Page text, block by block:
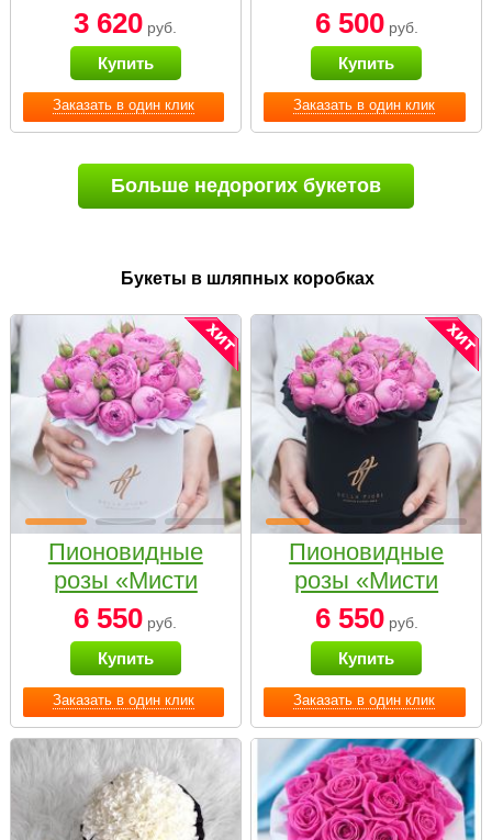
Заказать в один клик
3 620 руб.
Купить
Заказать в один клик
6 500руб.
Купить
Больше недорогих букетов
Букеты в шляпных коробках
Заказать в один клик
Пионовидные
розы «Мисти
бабблс» в белой
коробке Small
6 550 руб.
Купить
Заказать в один клик
Пионовидные
розы «Мисти
бабблс» в
черной коробке
Small
6 550руб.
Купить